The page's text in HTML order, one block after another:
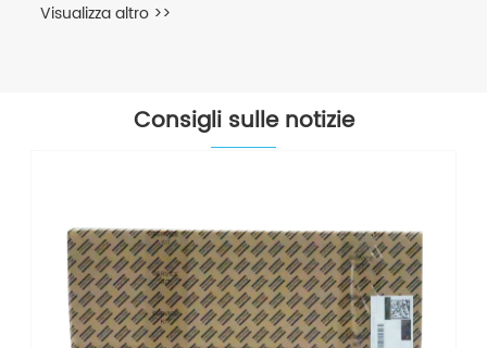
Visualizza altro >>
Consigli sulle notizie